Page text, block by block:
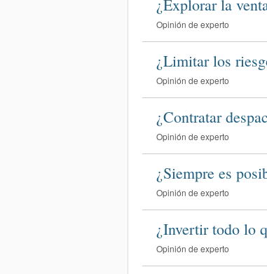
¿Explorar la
Opinión de experto
¿Limitar los
Opinión de experto
¿Contratar
Opinión de experto
¿Siempre es
Opinión de experto
¿Invertir todo lo
Opinión de experto